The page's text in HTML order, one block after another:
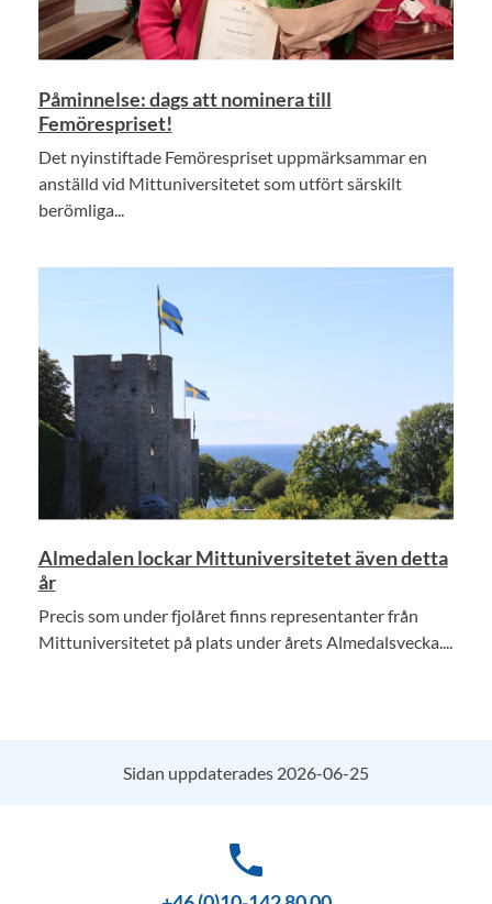
Påminnelse: dags att nominera till
Femörespriset!
Det nyinstiftade Femörespriset uppmärksammar en
anställd vid Mittuniversitetet som utfört särskilt
berömliga...
Almedalen lockar Mittuniversitetet även detta
år
Precis som under fjolåret finns representanter från
Mittuniversitetet på plats under årets Almedalsvecka....
Sidan uppdaterades 2026-06-25
phone